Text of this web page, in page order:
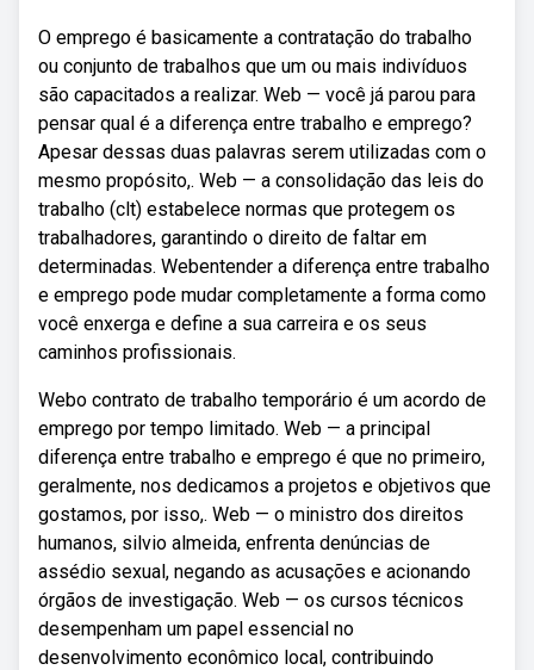
O emprego é basicamente a contratação do trabalho
ou conjunto de trabalhos que um ou mais indivíduos
são capacitados a realizar. Web — você já parou para
pensar qual é a diferença entre trabalho e emprego?
Apesar dessas duas palavras serem utilizadas com o
mesmo propósito,. Web — a consolidação das leis do
trabalho (clt) estabelece normas que protegem os
trabalhadores, garantindo o direito de faltar em
determinadas. Webentender a diferença entre trabalho
e emprego pode mudar completamente a forma como
você enxerga e define a sua carreira e os seus
caminhos profissionais.
Webo contrato de trabalho temporário é um acordo de
emprego por tempo limitado. Web — a principal
diferença entre trabalho e emprego é que no primeiro,
geralmente, nos dedicamos a projetos e objetivos que
gostamos, por isso,. Web — o ministro dos direitos
humanos, silvio almeida, enfrenta denúncias de
assédio sexual, negando as acusações e acionando
órgãos de investigação. Web — os cursos técnicos
desempenham um papel essencial no
desenvolvimento econômico local, contribuindo